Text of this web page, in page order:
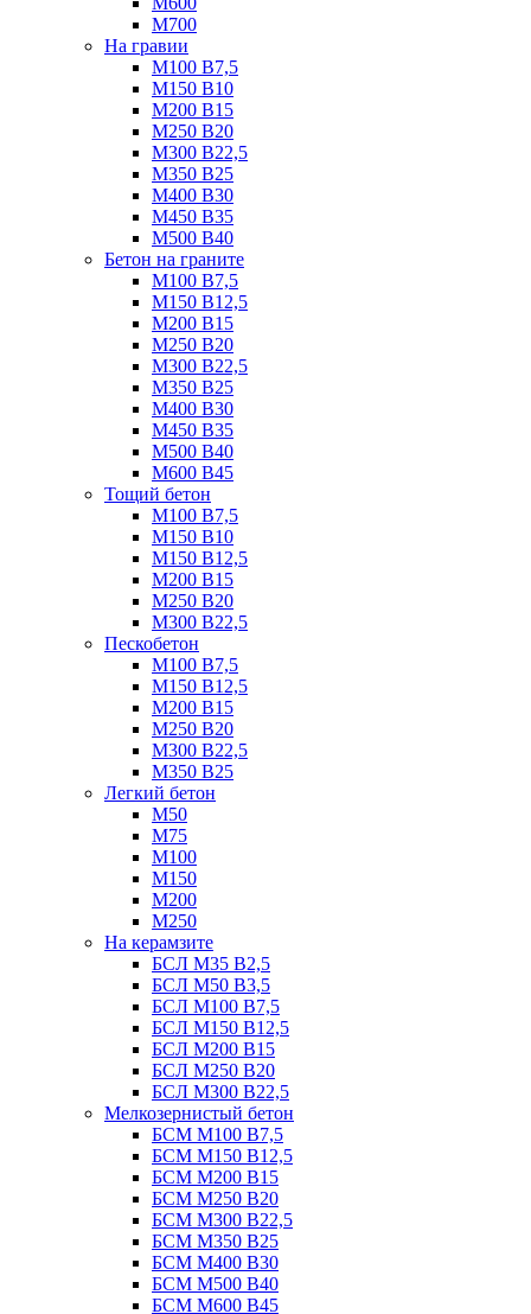
М700
На гравии
М100 B7,5
М150 B10
М200 B15
М250 B20
М300 B22,5
М350 B25
М400 B30
М450 B35
М500 B40
Бетон на граните
М100 B7,5
М150 B12,5
М200 B15
М250 B20
М300 B22,5
М350 B25
М400 B30
М450 B35
М500 B40
М600 B45
Тощий бетон
М100 В7,5
М150 В10
М150 В12,5
М200 В15
М250 В20
М300 В22,5
Пескобетон
М100 В7,5
М150 В12,5
М200 В15
М250 В20
М300 В22,5
М350 В25
Легкий бетон
М50
М75
М100
М150
М200
М250
На керамзите
БСЛ М35 B2,5
БСЛ М50 В3,5
БСЛ М100 В7,5
БСЛ М150 В12,5
БСЛ М200 В15
БСЛ М250 В20
БСЛ М300 В22,5
Мелкозернистый бетон
БСМ М100 B7,5
БСМ М150 B12,5
БСМ М200 B15
БСМ М250 B20
БСМ М300 B22,5
БСМ М350 B25
БСМ М400 B30
БСМ М500 B40
БСМ М600 B45